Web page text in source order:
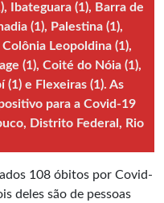
Ibateguara (1), Barra de
(1), Palestina (1),
Leopoldina (1),
(1), Coité do Nóia (1),
(1) e Flexeiras (1). As
para a Covid-19
Distrito Federal, Rio
108 óbitos por Covid-
deles são de pessoas